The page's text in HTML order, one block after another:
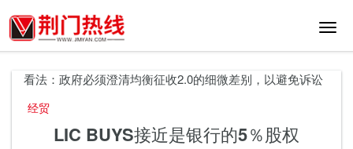
切
看法：政府必须澄清均衡征收2.0的细微差别，以避免诉讼
经贸
LIC BUYS接近是银行的5％股权